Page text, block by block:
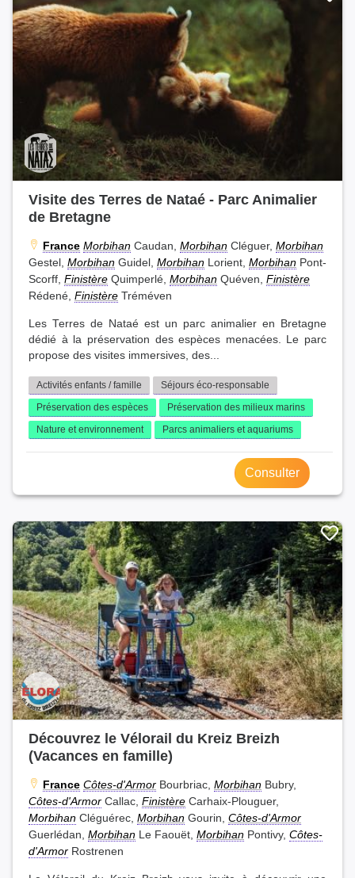
Visite des Terres de Nataé - Parc Animalier
de Bretagne
France Morbihan Caudan, Morbihan Cléguer, Morbihan
Gestel, Morbihan Guidel, Morbihan Lorient, Morbihan Pont-
Scorff, Finistère Quimperlé, Morbihan Quéven, Finistère
Rédené, Finistère Tréméven
Les Terres de Nataé est un parc animalier en Bretagne
dédié à la préservation des espèces menacées. Le parc
propose des visites immersives, des...
Activités enfants / famille
Séjours éco-responsable
Préservation des espèces
Préservation des milieux marins
Nature et environnement
Parcs animaliers et aquariums
Consulter
Découvrez le Vélorail du Kreiz Breizh
(Vacances en famille)
France Côtes-d'Armor Bourbriac, Morbihan Bubry,
Côtes-d'Armor Callac, Finistère Carhaix-Plouguer,
Morbihan Cléguérec, Morbihan Gourin, Côtes-d'Armor
Guerlédan, Morbihan Le Faouët, Morbihan Pontivy, Côtes-
d'Armor Rostrenen